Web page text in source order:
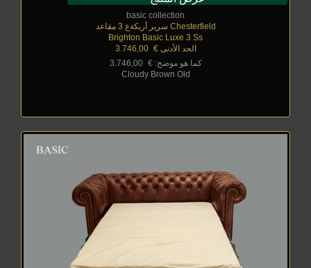
basic collection
Chesterfield سرير أريكةع 3 مقاعد
Brighton Basic Luxe 3 Ss
الحد الأدنى € _
3.746,00
كما هو موضح: € _
3.746,00
Cloudy Brown Old